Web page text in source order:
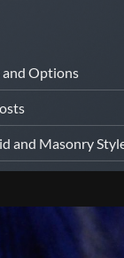
Options
and Masonry